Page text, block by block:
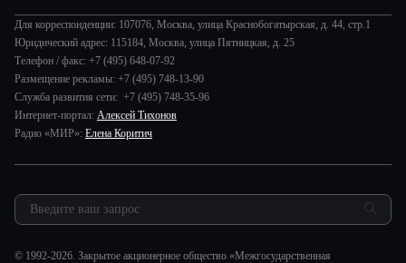
Происшествия
В содружестве
В мире
Наука и технологии
Здоровье и медицина
Культура
Шоу-бизнес
Дела судебные
Диктор делает
Игра в кино
Игра в кино. Мультфильмы
Исторический детектив
МИР. Мнение
Мировое соглашение
Обману.НЕТ
История
Руководство
Новости компании
Пресса о нас
Карьера
Результаты СОУТ
Для корреспонденции: 107076, Москва, улица Краснобогатырская, д. 44, стр.1
Юридический адрес: 115184, Москва, улица Пятницкая, д. 25
Телефон / факс: +7 (495) 648-07-92
Размещение рекламы: +7 (495) 748-13-90
Служба развития сети: +7 (495) 748-35-96
Интернет-портал: Алексей Тихонов
Радио «МИР»: Елена Коритич
© 1992-2026. Закрытое акционерное общество «Межгосударственная